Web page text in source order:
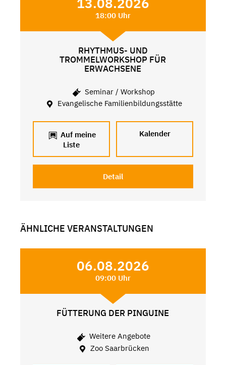
18:00 Uhr
RHYTHMUS- UND
TROMMELWORKSHOP FÜR
ERWACHSENE
Seminar / Workshop
Evangelische Familienbildungsstätte
Auf meine
Liste
Kalender
Detail
ÄHNLICHE VERANSTALTUNGEN
06.08.2026
09:00 Uhr
FÜTTERUNG DER PINGUINE
Weitere Angebote
Zoo Saarbrücken